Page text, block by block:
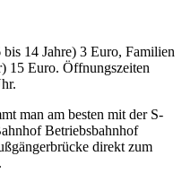
14 Jahre) 3 Euro, Familien
15 Euro. Öffnungszeiten
man am besten mit der S-
Betriebsbahnhof
direkt zum